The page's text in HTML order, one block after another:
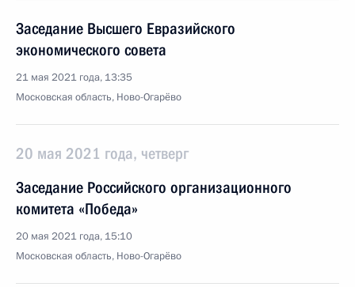
Заседание Высшего Евразийского
экономического совета
21 мая 2021 года, 13:35
Московская область, Ново-Огарёво
20 мая 2021 года, четверг
Заседание Российского организационного
комитета «Победа»
20 мая 2021 года, 15:10
Московская область, Ново-Огарёво